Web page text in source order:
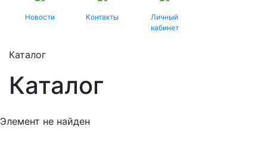
Новости Контакты
Личный
кабинет
Каталог
Каталог
Элемент не найден